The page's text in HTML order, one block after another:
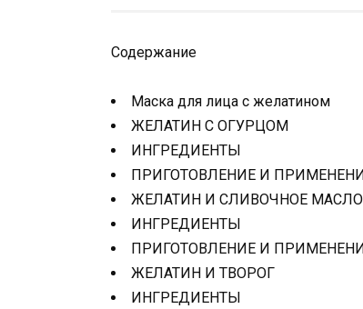
Содержание
Маска для лица с желатином
ЖЕЛАТИН С ОГУРЦОМ
ИНГРЕДИЕНТЫ
ПРИГОТОВЛЕНИЕ И
ЖЕЛАТИН И СЛИВОЧНОЕ МАСЛО
ИНГРЕДИЕНТЫ
ПРИГОТОВЛЕНИЕ И
ЖЕЛАТИН И ТВОРОГ
ИНГРЕДИЕНТЫ